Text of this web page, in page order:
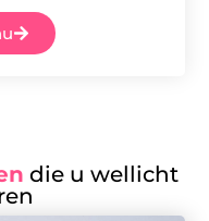
die u wellicht